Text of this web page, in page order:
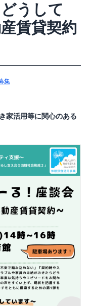
うして
賃貸契約
集
家活用等に関心のある